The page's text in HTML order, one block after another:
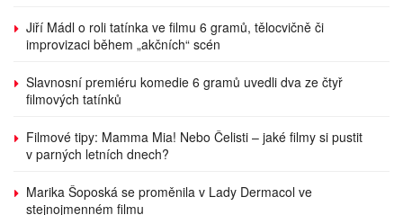
Jiří Mádl o roli tatínka ve filmu 6 gramů, tělocvičně či
improvizaci během „akčních“ scén
Slavnosní premiéru komedie 6 gramů uvedli dva ze čtyř
filmových tatínků
Filmové tipy: Mamma Mia! Nebo Čelisti – jaké filmy si pustit
v parných letních dnech?
Marika Šoposká se proměnila v Lady Dermacol ve
stejnojmenném filmu